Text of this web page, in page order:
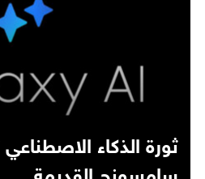
ثورة الذكاء
سامسونج القديمة